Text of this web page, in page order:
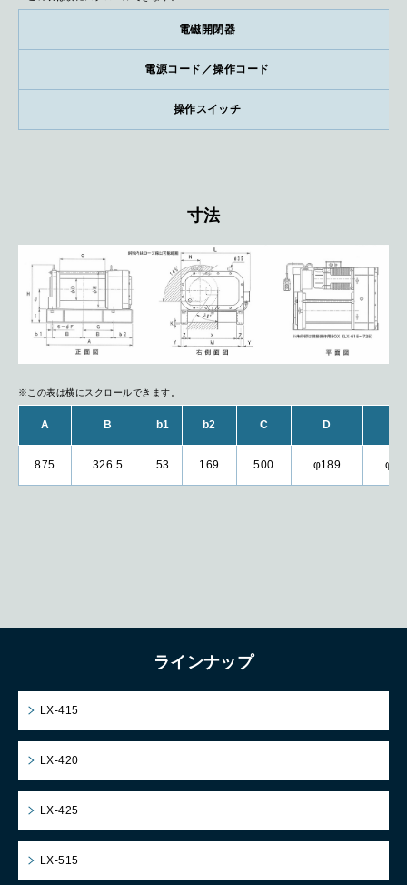
電磁開閉器
電源コード／操作コード
操作スイッチ
寸法
※この表は横にスクロールできます。
A B b1 b2 C D
875 326.5 53 169 500 φ189
ラインナップ
LX-415
LX-420
LX-425
LX-515